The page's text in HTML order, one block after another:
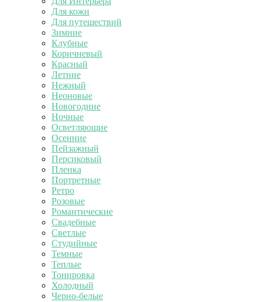
Для кожи
Для путешествий
Зимние
Клубные
Коричневый
Красный
Летние
Нежный
Неоновые
Новогодние
Ночные
Осветляющие
Осенние
Пейзажный
Персиковый
Пленка
Портретные
Ретро
Розовые
Романтические
Свадебные
Светлые
Студийные
Темные
Теплые
Тонировка
Холодный
Черно-белые